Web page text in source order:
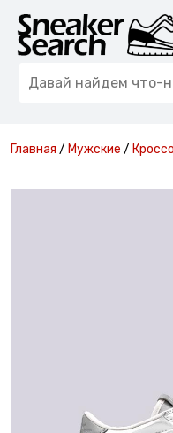
Главная / Мужские /